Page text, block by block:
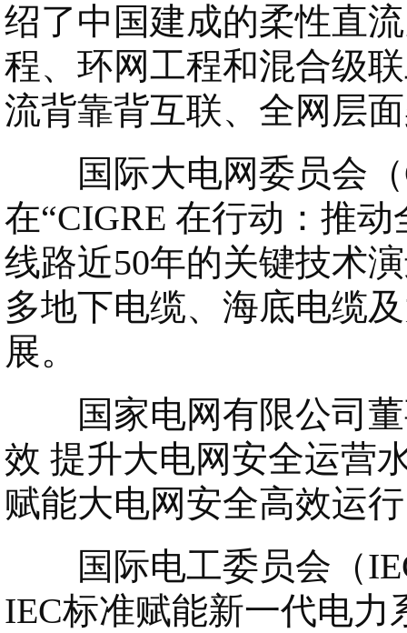
绍了中国建成的柔性直
程、环网工程和混合级
流背靠背互联、全网层
国际大电网委员会（
在“CIGRE 在行动：推
线路近50年的关键技术
多地下电缆、海底电缆
展。
国家电网有限公司董
效 提升大电网安全运营
赋能大电网安全高效运
国际电工委员会（IEC
IEC标准赋能新一代电